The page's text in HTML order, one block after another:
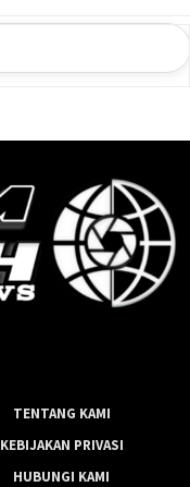
TENTANG KAMI
KEBIJAKAN PRIVASI
HUBUNGI KAMI